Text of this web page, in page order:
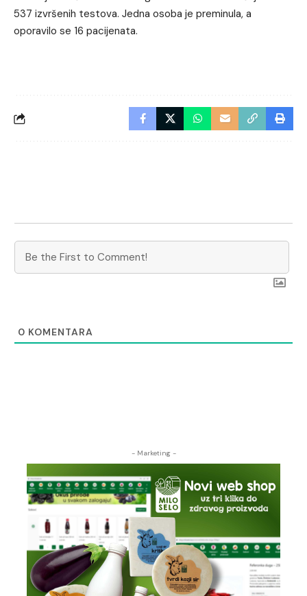
537 izvršenih testova. Jedna osoba je preminula, a
oporavilo se 16 pacijenata.
0 KOMENTARA
- Marketing -